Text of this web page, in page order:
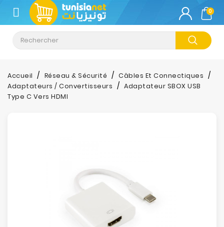
CATÉGORIE
Climatisation
Informatique
Téléphonie
0
Accueil Réseau & Sécurité
Câbles Et Connectiques
Adaptateurs / Convertisseurs
Adaptateur SBOX USB
Type C Vers HDMI